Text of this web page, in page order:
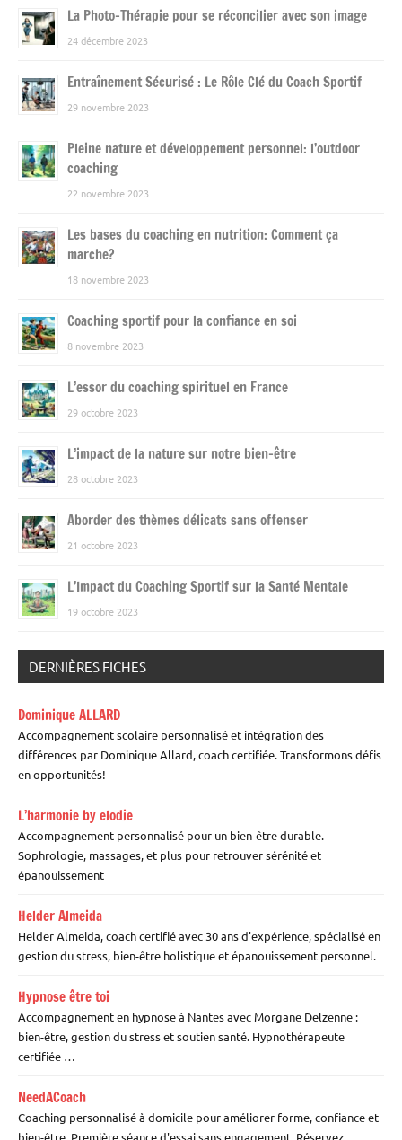
La Photo-Thérapie pour se réconcilier avec son image
24 décembre 2023
Entraînement Sécurisé : Le Rôle Clé du Coach Sportif
29 novembre 2023
Pleine nature et développement personnel: l’outdoor
coaching
22 novembre 2023
Les bases du coaching en nutrition: Comment ça
marche?
18 novembre 2023
Coaching sportif pour la confiance en soi
8 novembre 2023
L’essor du coaching spirituel en France
29 octobre 2023
L’impact de la nature sur notre bien-être
28 octobre 2023
Aborder des thèmes délicats sans offenser
21 octobre 2023
L’Impact du Coaching Sportif sur la Santé Mentale
19 octobre 2023
DERNIÈRES FICHES
Dominique ALLARD
Accompagnement scolaire personnalisé et intégration des
différences par Dominique Allard, coach certifiée. Transformons défis
en opportunités!
L’harmonie by elodie
Accompagnement personnalisé pour un bien-être durable.
Sophrologie, massages, et plus pour retrouver sérénité et
épanouissement
Helder Almeida
Helder Almeida, coach certifié avec 30 ans d'expérience, spécialisé en
gestion du stress, bien-être holistique et épanouissement personnel.
Hypnose être toi
Accompagnement en hypnose à Nantes avec Morgane Delzenne :
bien-être, gestion du stress et soutien santé. Hypnothérapeute
certifiée …
NeedACoach
Coaching personnalisé à domicile pour améliorer forme, confiance et
bien-être. Première séance d'essai sans engagement. Réservez